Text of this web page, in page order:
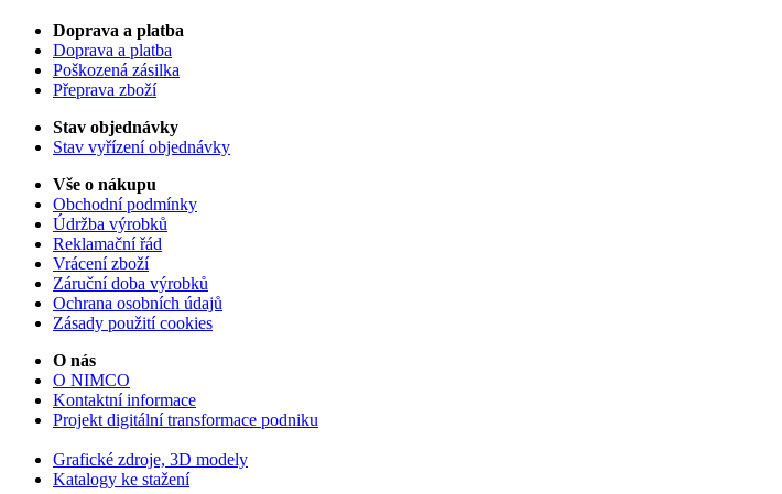
Doprava a platba
Doprava a platba
Poškozená zásilka
Přeprava zboží
Stav objednávky
Stav vyřízení objednávky
Vše o nákupu
Obchodní podmínky
Údržba výrobků
Reklamační řád
Vrácení zboží
Záruční doba výrobků
Ochrana osobních údajů
Zásady použití cookies
O nás
O NIMCO
Kontaktní informace
Projekt digitální transformace podniku
Grafické zdroje, 3D modely
Katalogy ke stažení